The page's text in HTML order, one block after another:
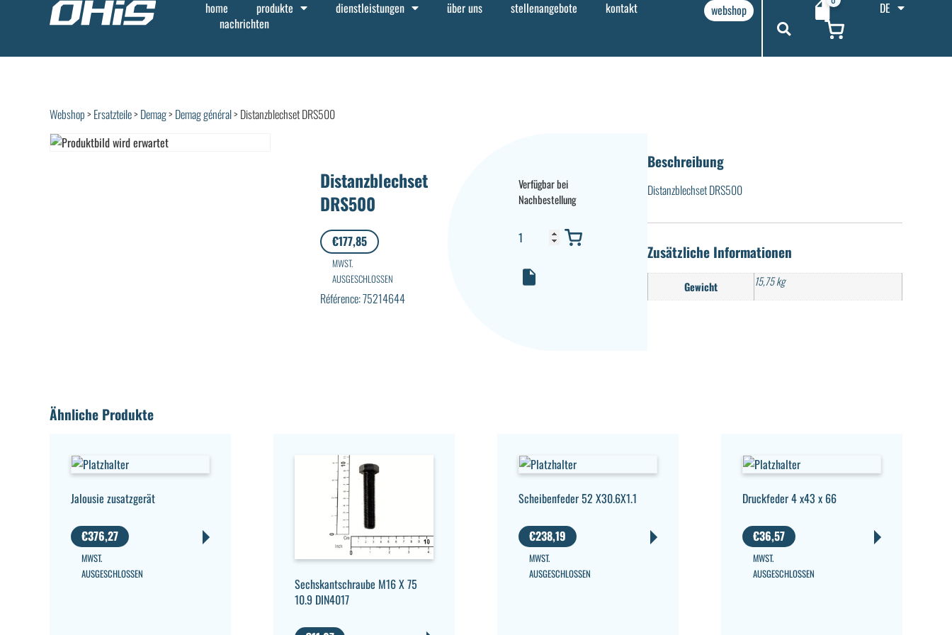
home produkte dienstleistungen über uns stellenangebote
kontakt
nachrichten
webshop DE
Webshop> Ersatzteile> Demag> Demag général> Distanzblechset DRS500
Distanzblechset
DRS500
€177,85
MWST.
AUSGESCHLOSSEN
Référence: 75214644
Verfügbar bei
Nachbestellung
Beschreibung
Distanzblechset DRS500
Zusätzliche Informationen
Gewicht 15,75 kg
Ähnliche Produkte
Jalousie zusatzgerät
€376,27
MWST.
AUSGESCHLOSSEN
Sechskantschraube M16 X 75
10.9 DIN4017
Scheibenfeder 52 X30.6X1.1
€238,19
MWST.
AUSGESCHLOSSEN
Druckfeder 4 x43 x 66
€36,57
MWST.
AUSGESCHLOSSEN